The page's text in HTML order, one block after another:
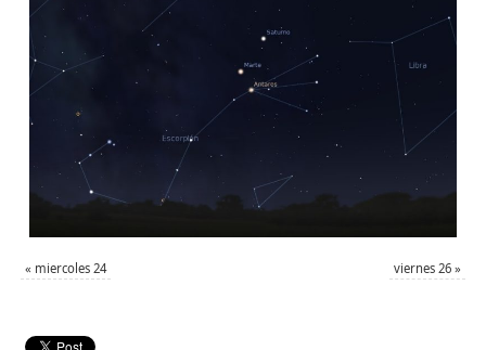
« miercoles 24 viernes 26 »